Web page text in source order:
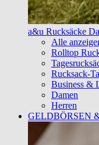
a&u Rucksäcke
Alle
Rolltop
Rucksack-
Business &
Damen
Herren
GELDBÖRSEN